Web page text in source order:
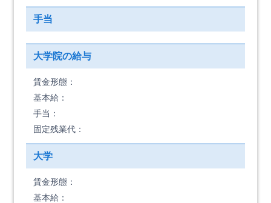
手当
大学院の給与
賃金形態：
基本給：
手当：
固定残業代：
大学
賃金形態：
基本給：